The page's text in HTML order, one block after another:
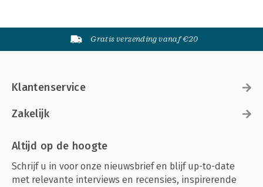
Gratis verzending vanaf €20
Klantenservice
Zakelijk
Altijd op de hoogte
Schrijf u in voor onze nieuwsbrief en blijf up-to-date
met relevante interviews en recensies, inspirerende